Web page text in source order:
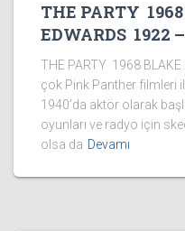
THE PARTY
EDWARDS 1922
THE PARTY 1968
çok Pink Panther filmleri
1940’da aktör olarak
oyunları ve radyo için
olsa da Devamı